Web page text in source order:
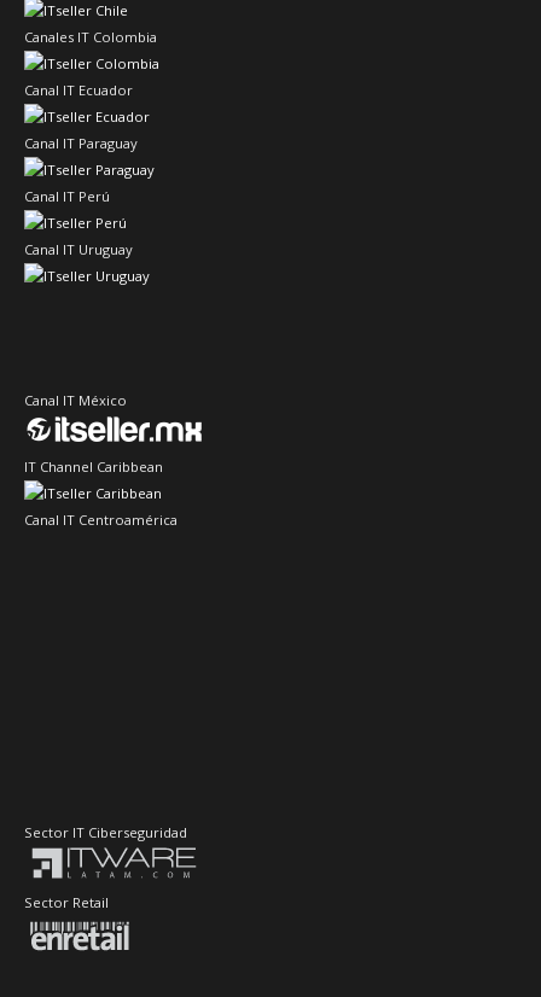
Canales IT Colombia
Canal IT Ecuador
Canal IT Paraguay
Canal IT Perú
Canal IT Uruguay
Canal IT México
IT Channel Caribbean
Canal IT Centroamérica
Sector IT Ciberseguridad
Sector Retail